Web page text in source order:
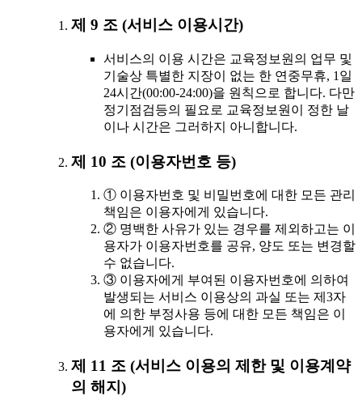
제 9 조 (서비스 이용시간)
서비스의 이용 시간은 교육정보원의 업무 및
기술상 특별한 지장이 없는 한 연중무휴, 1일
24시간(00:00-24:00)을 원칙으로 합니다. 다만
정기점검등의 필요로 교육정보원이 정한 날
이나 시간은 그러하지 아니합니다.
제 10 조 (이용자번호 등)
① 이용자번호 및 비밀번호에 대한 모든 관리
책임은 이용자에게 있습니다.
② 명백한 사유가 있는 경우를 제외하고는 이
용자가 이용자번호를 공유, 양도 또는 변경할
수 없습니다.
③ 이용자에게 부여된 이용자번호에 의하여
발생되는 서비스 이용상의 과실 또는 제3자
에 의한 부정사용 등에 대한 모든 책임은 이
용자에게 있습니다.
제 11 조 (서비스 이용의 제한 및 이용계약
의 해지)